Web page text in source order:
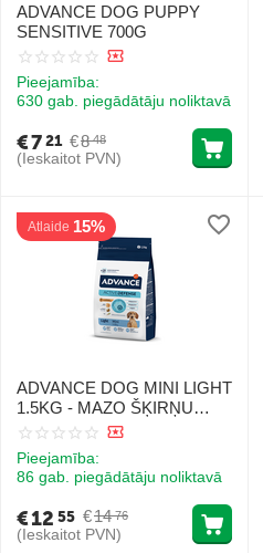
ADVANCE DOG PUPPY
SENSITIVE 700G
Pieejamība:
630 gab. piegādātāju noliktavā
€8 48
€721
(Ieskaitot PVN)
Atlaide 15%
ADVANCE DOG MINI LIGHT
1.5KG - MAZO ŠĶIRŅU
SUŅIEM AR LIEKO SVARU
Pieejamība:
86 gab. piegādātāju noliktavā
€14 76
€12 55
(Ieskaitot PVN)